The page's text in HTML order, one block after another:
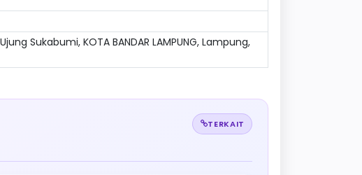
Sukabumi, KOTA BANDAR LAMPUNG, Lampung,
TERKAIT